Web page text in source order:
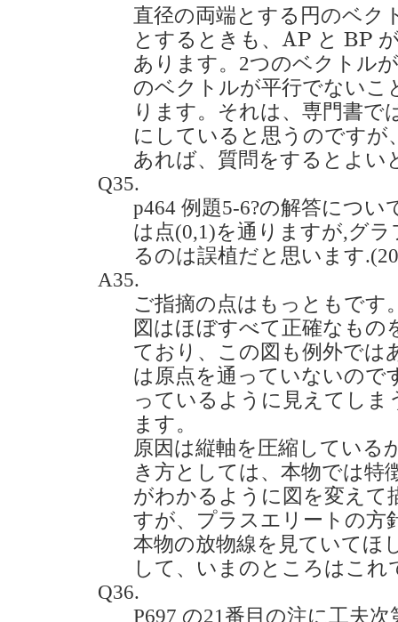
直径の両端とする円のベク
とするときも、 AP
AP と BP
BP
あります。2つのベクトル
のベクトルが平行でないこ
ります。それは、専門書で
にしていると思うのですが
あれば、質問をするとよい
Q35.
p464 例題5-6?の解答につ
は点(0,1)を通りますが,グ
るのは誤植だと思います
A35.
ご指摘の点はもっともです
図はほぼすべて正確なもの
ており、この図も例外では
は原点を通っていないので
っているように見えてし
ます。
原因は縦軸を圧縮している
き方としては、本物では特
がわかるように図を変えて
すが、プラスエリートの方
本物の放物線を見ていてほ
して、いまのところはこれ
Q36.
P697 の21番目の注に工夫